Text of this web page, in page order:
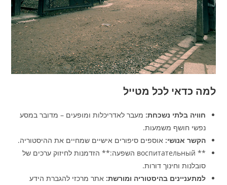
למה כדאי לכל מטייל
חוויה בלתי נשכחת: מעבר לאדריכלות ומופעים – מדובר במסע
נפשי חושף משמעות.
הקשר אנושי: אוספים סיפורים אישיים שמחיים את ההיסטוריה.
** воспитательный השפעה:** הזדמנות לחיזוק ערכים של
סובלנות וחינוך דורות.
למתעניינים בהיסטוריה ומורשת: אתר מרכזי להגברת הידע